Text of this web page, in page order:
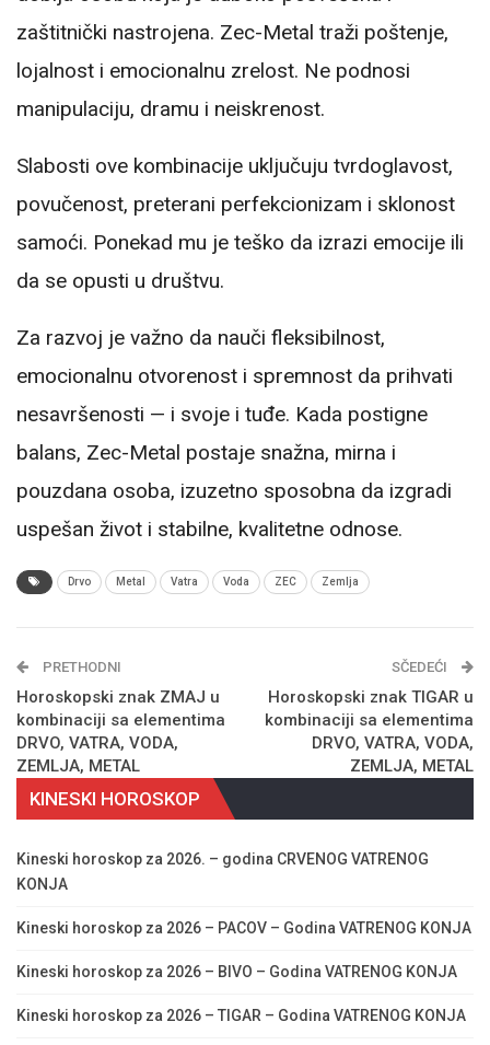
zaštitnički nastrojena. Zec-Metal traži poštenje,
lojalnost i emocionalnu zrelost. Ne podnosi
manipulaciju, dramu i neiskrenost.
Slabosti ove kombinacije uključuju tvrdoglavost,
povučenost, preterani perfekcionizam i sklonost
samoći. Ponekad mu je teško da izrazi emocije ili
da se opusti u društvu.
Za razvoj je važno da nauči fleksibilnost,
emocionalnu otvorenost i spremnost da prihvati
nesavršenosti — i svoje i tuđe. Kada postigne
balans, Zec-Metal postaje snažna, mirna i
pouzdana osoba, izuzetno sposobna da izgradi
uspešan život i stabilne, kvalitetne odnose.
Drvo Metal Vatra Voda ZEC Zemlja
PRETHODNI
Horoskopski znak ZMAJ u
kombinaciji sa elementima
DRVO, VATRA, VODA,
ZEMLJA, METAL
SČEDEĆI
Horoskopski znak TIGAR u
kombinaciji sa elementima
DRVO, VATRA, VODA,
ZEMLJA, METAL
KINESKI HOROSKOP
Kineski horoskop za 2026. – godina CRVENOG VATRENOG
KONJA
Kineski horoskop za 2026 – PACOV – Godina VATRENOG KONJA
Kineski horoskop za 2026 – BIVO – Godina VATRENOG KONJA
Kineski horoskop za 2026 – TIGAR – Godina VATRENOG KONJA